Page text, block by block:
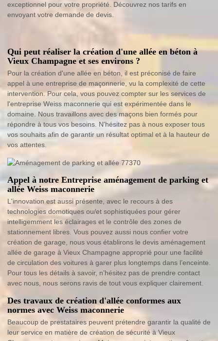
exceptionnel pour votre propriété. Découvrez nos tarifs en
envoyant votre demande de devis.
Qui peut réaliser la création d'une allée en béton à
Vieux Champagne et ses environs ?
Pour la création d'une allée en béton, il est préconisé de faire
appel à une entreprise de maçonnerie, vu la complexité de cette
intervention. Pour cela, vous pouvez compter sur les services de
l'entreprise Weiss maconnerie qui est expérimentée dans le
domaine. Nous travaillons avec des maçons bien formés pour
répondre à tous vos besoins. N'hésitez pas à nous exposer tous
vos souhaits afin de garantir un résultat optimal et à la hauteur de
vos attentes.
Appel à notre Entreprise aménagement de parking et
allée Weiss maconnerie
L'innovation est aussi présente, avec le recours à des
technologies domotiques ou/et sophistiquées pour gérer
intelligemment les éclairages et le contrôle des zones de
stationnement libres. Vous pouvez aussi nous confier votre
création de garage, nous vous établirons le devis aménagement
allée de garage à Vieux Champagne approprié pour une facilité
de circulation des voitures à garer plus longtemps dans l’enceinte.
Pour tous les détails à savoir, n’hésitez pas de prendre contact
avec nous, nous serons ravis de tout vous expliquer clairement.
Des travaux de création d'allée conformes aux
normes avec Weiss maconnerie
Beaucoup de prestataires peuvent prétendre garantir la qualité de
leur service en matière de création de sécurité à Vieux